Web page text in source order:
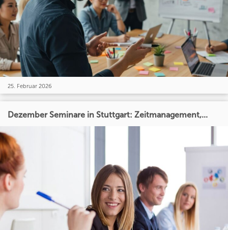
25. Februar 2026
Dezember Seminare in Stuttgart: Zeitmanagement,...